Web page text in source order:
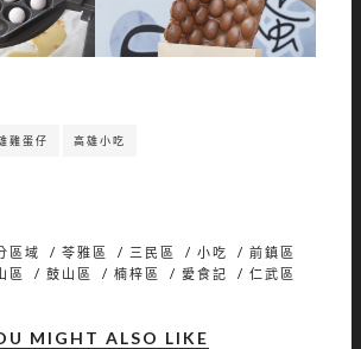
雞蛋仔 高雄小吃
區域 / 苓雅區 / 三民區 / 小吃 / 前鎮區
區 / 鼓山區 / 楠梓區 / 愛食記 / 仁武區
MIGHT ALSO LIKE